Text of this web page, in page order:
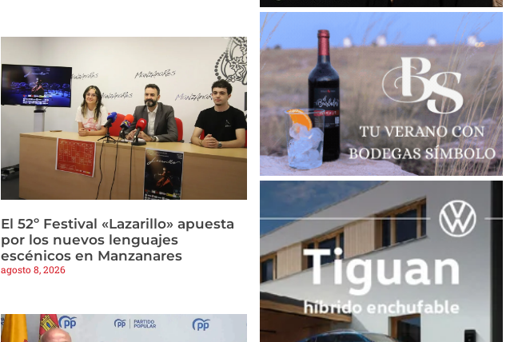
El 52º Festival «Lazarillo» apuesta
por los nuevos lenguajes
escénicos en Manzanares
agosto 8, 2026